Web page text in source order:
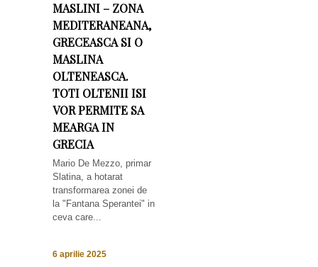
MASLINI – ZONA
MEDITERANEANA,
GRECEASCA SI O
MASLINA
OLTENEASCA.
TOTI OLTENII ISI
VOR PERMITE SA
MEARGA IN
GRECIA
Mario De Mezzo, primar
Slatina, a hotarat
transformarea zonei de
la "Fantana Sperantei" in
ceva care...
6 aprilie 2025